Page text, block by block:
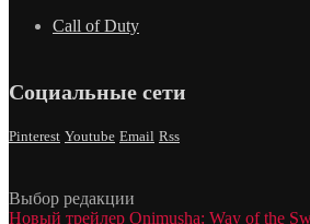
Call of Duty
Социальные сети
Pinterest Youtube Email Rss
Выбор редакции
Новый трейлер Onimusha: Way of the